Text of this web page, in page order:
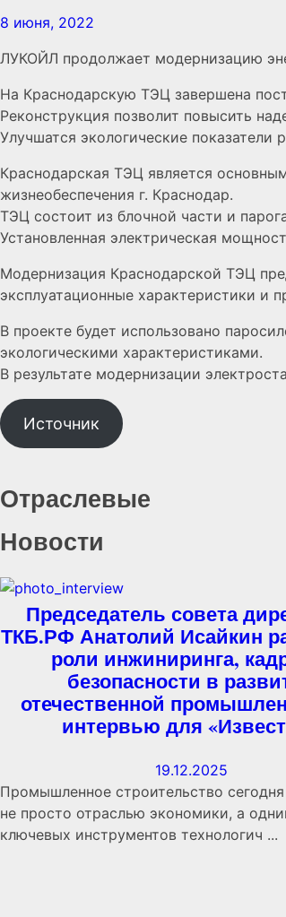
8 июня, 2022
ЛУКОЙЛ продолжает модернизацию
На Краснодарскую ТЭЦ завершена
Реконструкция позволит повысить
Улучшатся экологические показатели
Краснодарская ТЭЦ является
жизнеобеспечения г. Краснодар.
ТЭЦ состоит из блочной части и
Установленная электрическая
Модернизация Краснодарской ТЭЦ
эксплуатационные характеристики и
В проекте будет использовано
экологическими характеристиками.
В результате модернизации
Источник
Отраслевые
Новости
Председатель совета
ТКБ.РФ Анатолий Исайкин
роли инжиниринга,
безопасности в
отечественной
интервью для
19.12.2025
Промышленное строительство сегодня
не просто отраслью экономики, а
ключевых инструментов технологич ...